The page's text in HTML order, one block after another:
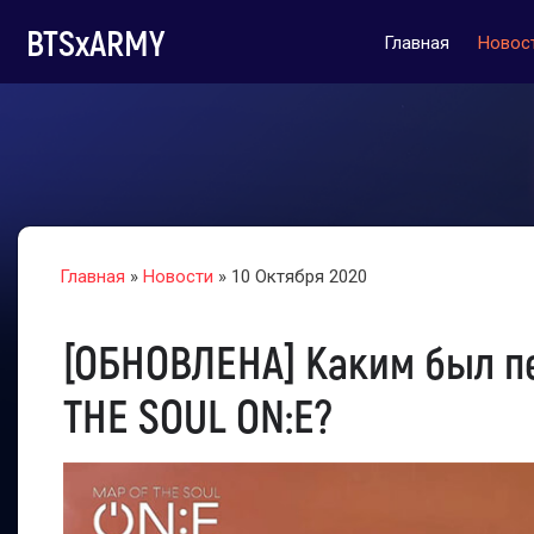
BTSxARMY Главная
Главная » Новости » 10 Октября 2020
[ОБНОВЛЕНА] Каким был
THE SOUL ON:E?